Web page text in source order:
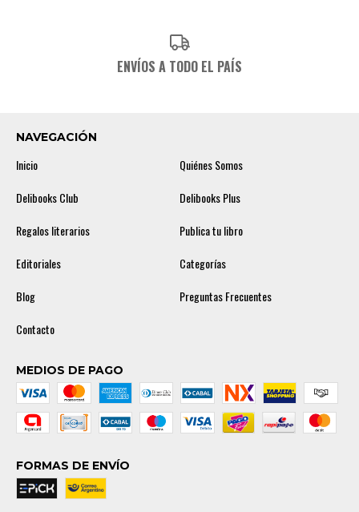
ENVÍOS A TODO EL PAÍS
NAVEGACIÓN
Inicio
Quiénes Somos
Delibooks Club
Delibooks Plus
Regalos literarios
Publica tu libro
Editoriales
Categorías
Blog
Preguntas Frecuentes
Contacto
MEDIOS DE PAGO
FORMAS DE ENVÍO